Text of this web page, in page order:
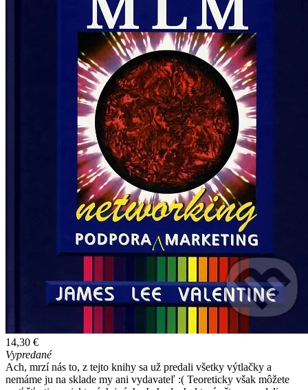
14,30 €
Vypredané
Ach, mrzí nás to, z tejto knihy sa už predali všetky výtlačky a
nemáme ju na sklade my ani vydavateľ :( Teoreticky však môžete